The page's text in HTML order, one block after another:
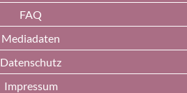
FAQ
Mediadaten
Datenschutz
Impressum